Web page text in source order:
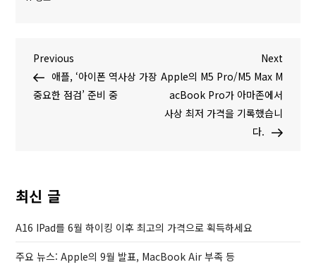
글
탐
P
r
e
P
o
s
t
Previous
애플, ‘아이폰 역사상 가장
중요한 점검’ 준비 중
N
e
x
t
P
Next
Apple의 M5 Pro/M5 Max M
acBook Pro가 아마존에서
사상 최저 가격을 기록했습니
다.
최신 글
A16 IPad를 6월 하이킹 이후 최고의 가격으로 획득하세요
주요 뉴스: Apple의 9월 발표, MacBook Air 부족 등